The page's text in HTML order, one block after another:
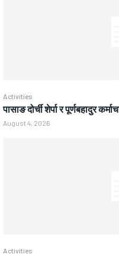
Activities
पासाङ दोर्ची शेर्पा र पूर्णबहादुर
August 4, 2026
Activities